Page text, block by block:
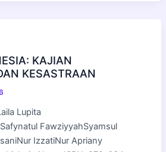
KAJIAN
KESASTRAAN
Lupita
FawziyyahSyamsul
IzzatiNur Apriany